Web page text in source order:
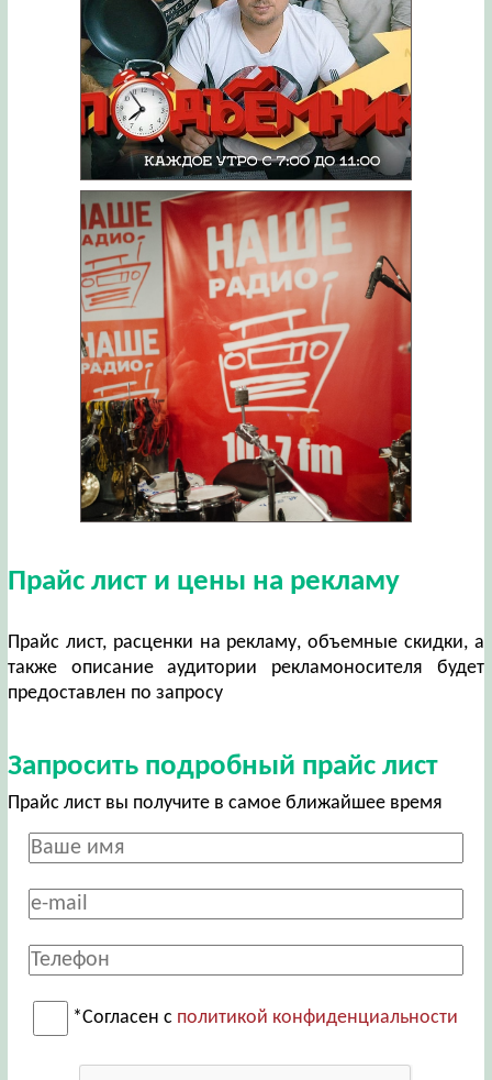
Прайс лист и цены на рекламу
Прайс лист, расценки на рекламу, объемные скидки, а
также описание аудитории рекламоносителя будет
предоставлен по запросу
Запросить подробный прайс лист
Прайс лист вы получите в самое ближайшее время
*Согласен с политикой конфиденциальности